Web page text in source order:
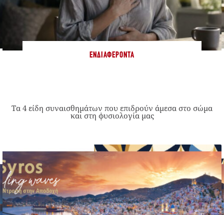
ΕΝΔΙΑΦΈΡΟΝΤΑ
Τα 4 είδη συναισθημάτων που επιδρούν άμεσα στο σώμα
και στη φυσιολογία μας